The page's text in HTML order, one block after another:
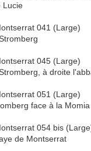
Lucie
à droite
face à la
de Montserrat